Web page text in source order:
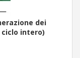
dei
intero)